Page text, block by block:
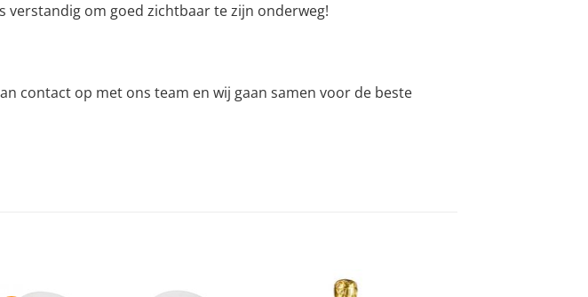
verstandig om goed zichtbaar te zijn onderweg!
contact op met ons team en wij gaan samen voor de beste